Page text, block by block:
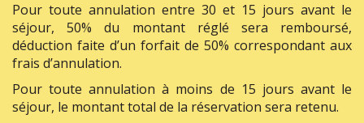
Pour toute annulation entre 30 et 15 jours avant le
séjour, 50% du montant réglé sera remboursé,
déduction faite d’un forfait de 50% correspondant aux
frais d’annulation.
Pour toute annulation à moins de 15 jours avant le
séjour, le montant total de la réservation sera retenu.